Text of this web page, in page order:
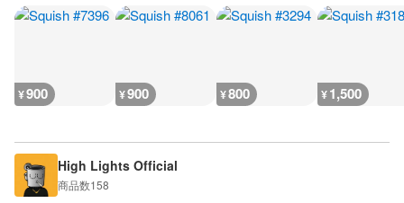
¥900 ¥900 ¥800 ¥1,500
High Lights Official
商品数158